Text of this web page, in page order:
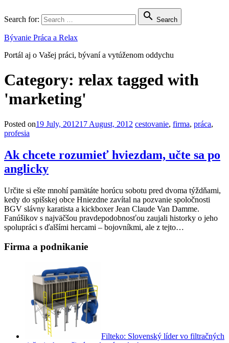
Search for:  Search
Bývanie Práca a Relax
Portál aj o Vašej práci, bývaní a vytúženom oddychu
Category: relax tagged with
'marketing'
Posted on19 July, 201217 August, 2012 cestovanie, firma, práca,
profesia
Ak chcete rozumieť hviezdam, učte sa po
anglicky
Určite si ešte mnohí pamätáte horúcu sobotu pred dvoma týždňami,
kedy do spišskej obce Hniezdne zavítal na pozvanie spoločnosti
BGV slávny karatista a kickboxer Jean Claude Van Damme.
Fanúšikov s najväčšou pravdepodobnosťou zaujali historky o jeho
spolupráci s ďalšími hercami – bojovníkmi, ale z tejto…
Firma a podnikanie
Filteko: Slovenský líder vo filtračných